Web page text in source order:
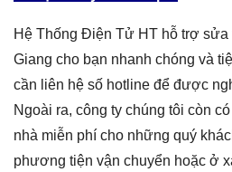
Hệ Thống Điện Tử HT hỗ trợ sửa
Giang cho bạn nhanh chóng và
cần liên hệ số hotline để được
Ngoài ra, công ty chúng tôi còn
nhà miễn phí cho những quý
phương tiện vận chuyển hoặc ở